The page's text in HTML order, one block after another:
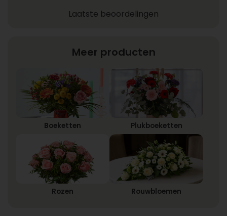
Laatste beoordelingen
Meer producten
Boeketten Plukboeketten
Rozen Rouwbloemen